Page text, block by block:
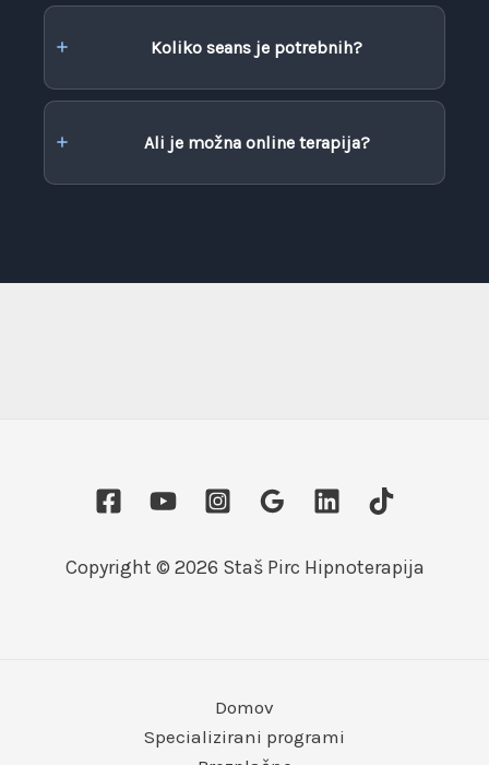
Koliko seans je potrebnih?
Ali je možna online terapija?
Copyright © 2026 Staš Pirc Hipnoterapija
Domov
Specializirani programi